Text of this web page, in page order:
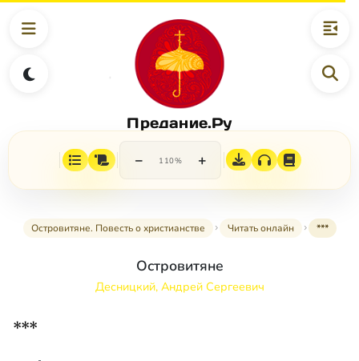
Предание.Ру
− 110% +
Островитяне. Повесть о христианстве Читать онлайн ***
Островитяне
Десницкий, Андрей Сергеевич
***